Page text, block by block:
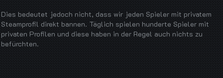
Dies bedeutet jedoch nicht, dass wir jeden Spieler mit privatem
Steamprofil direkt bannen. Täglich spielen hunderte Spieler mit
privaten Profilen und diese haben in der Regel auch nichts zu
befürchten.